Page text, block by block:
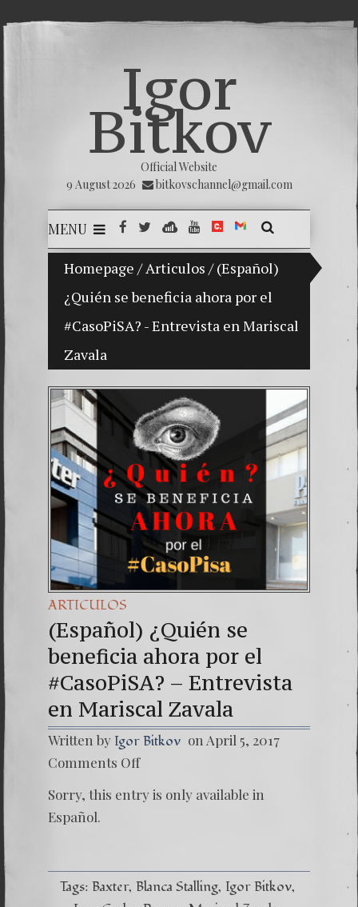
Igor
Bitkov
Official Website
9 August 2026
bitkovschannel@gmail.com
MENU
Homepage /Articulos / (Español)
¿Quién se beneficia ahora por el
#CasoPiSA? - Entrevista en Mariscal
Zavala
My son Vladimir Bitkov, a promising
7.
ARTICULOS
(Español) ¿Quién se
beneficia ahora por el
#CasoPiSA? – Entrevista
en Mariscal Zavala
Written by Igor Bitkov on April 5, 2017
Comments Off
Sorry, this entry is only available in
Español.
Tags: Baxter Blanca Stalling Igor Bitkov